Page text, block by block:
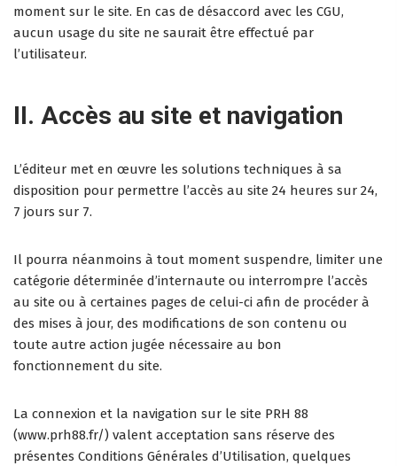
moment sur le site. En cas de désaccord avec les CGU,
aucun usage du site ne saurait être effectué par
l’utilisateur.
II. Accès au site et navigation
L’éditeur met en œuvre les solutions techniques à sa
disposition pour permettre l’accès au site 24 heures sur 24,
7 jours sur 7.
Il pourra néanmoins à tout moment suspendre, limiter une
catégorie déterminée d’internaute ou interrompre l’accès
au site ou à certaines pages de celui-ci afin de procéder à
des mises à jour, des modifications de son contenu ou
toute autre action jugée nécessaire au bon
fonctionnement du site.
La connexion et la navigation sur le site PRH 88
(www.prh88.fr/) valent acceptation sans réserve des
présentes Conditions Générales d’Utilisation, quelques